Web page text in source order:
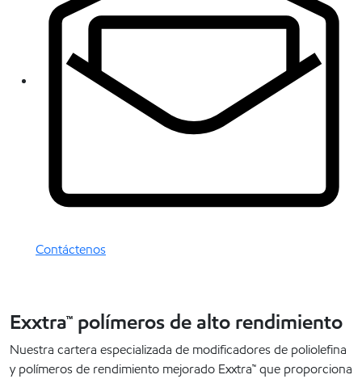
Contáctenos
Exxtra™ polímeros de alto rendimiento
Nuestra cartera especializada de modificadores de poliolefina
y polímeros de rendimiento mejorado Exxtra™ que proporciona